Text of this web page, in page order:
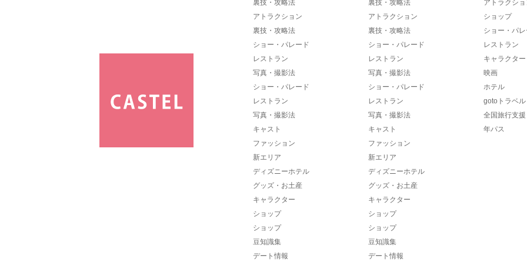
裏技・攻略法
アトラクション
裏技・攻略法
ショー・パレード
レストラン
写真・撮影法
ショー・パレード
レストラン
写真・撮影法
キャスト
ファッション
新エリア
ディズニーホテル
グッズ・お土産
キャラクター
ショップ
ショップ
豆知識集
デート情報
裏技・攻略法
アトラクション
裏技・攻略法
ショー・パレード
レストラン
写真・撮影法
ショー・パレード
レストラン
写真・撮影法
キャスト
ファッション
新エリア
ディズニーホテル
グッズ・お土産
キャラクター
ショップ
ショップ
豆知識集
デート情報
アトラクシ
ショップ
ショー・パ
レストラン
キャラクター
映画
ホテル
gotoトラベル
全国旅行支援
年パス